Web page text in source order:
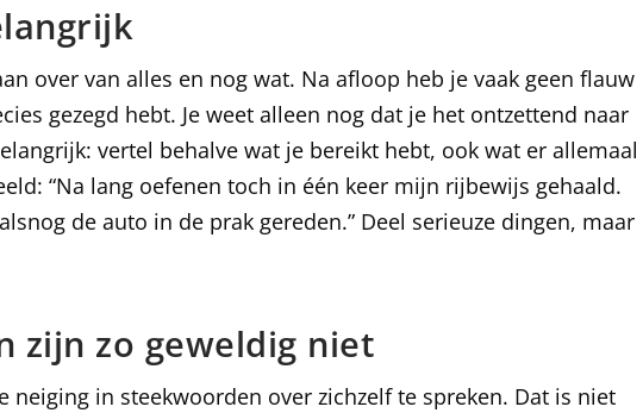
over van alles en nog wat. Na afloop heb je vaak geen flauw
gezegd hebt. Je weet alleen nog dat je het ontzettend naar
vertel behalve wat je bereikt hebt, ook wat er allemaal
“Na lang oefenen toch in één keer mijn rijbewijs gehaald.
de auto in de prak gereden.” Deel serieuze dingen, maar
zijn zo geweldig niet
neiging in steekwoorden over zichzelf te spreken. Dat is niet